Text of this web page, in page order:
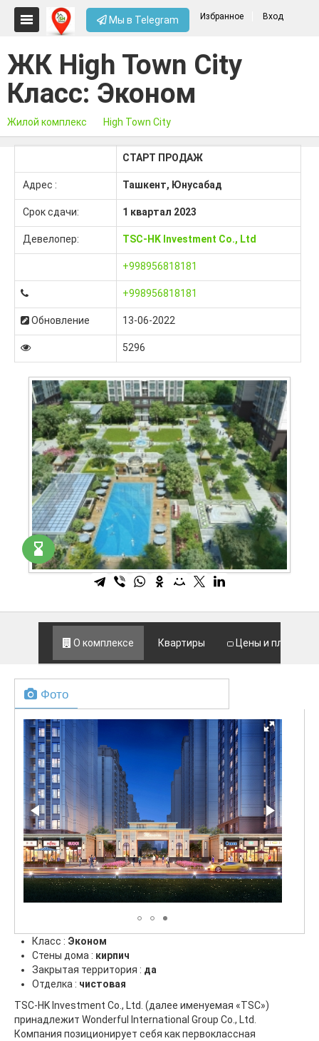
Мы в Telegram Избранное Вход
ЖК High Town City
Класс: Эконом
Жилой комплекс High Town City
СТАРТ ПРОДАЖ
Адрес : Ташкент, Юнусабад
Срок сдачи: 1 квартал 2023
Девелопер: TSC-HK Investment Co., Ltd
+998956818181
+998956818181
Обновление 13-06-2022
5296
О комплексе Квартиры Цены и планы
Фото
Класс : Эконом
Стены дома : кирпич
Закрытая территория : да
Отделка : чистовая
TSC-HK Investment Co., Ltd. (далее именуемая «TSC»)
принадлежит Wonderful International Group Co., Ltd.
Компания позиционирует себя как первоклассная